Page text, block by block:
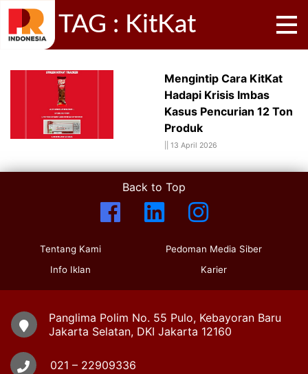
TAG : KitKat
Mengintip Cara KitKat
Hadapi Krisis Imbas
Kasus Pencurian 12 Ton
Produk
13 April 2026
Back to Top
Tentang Kami
Info Iklan
Pedoman Media Siber
Karier
Panglima Polim No. 55 Pulo, Kebayoran Baru
Jakarta Selatan, DKI Jakarta 12160
021 – 22909336